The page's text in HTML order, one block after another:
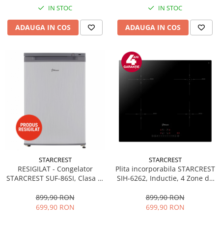
IN STOC
ADAUGA IN COS
IN STOC
ADAUGA IN COS
STARCREST
RESIGILAT - Congelator
STARCREST SUF-86SI, Clasa E,
84.5 cm, Gri
899,90 RON
699,90 RON
STARCREST
Plita incorporabila STARCREST
SIH-6262, Inductie, 4 Zone de
Booster, Functie Keep Warm,
Timer, Sticla Neagra Kanger
899,90 RON
699,90 RON